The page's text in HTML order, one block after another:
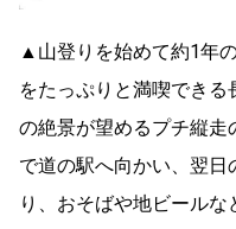
▲山登りを始めて約1年
をたっぷりと満喫でき
の絶景が望めるプチ縦
で道の駅へ向かい、翌日
り、おそばや地ビール